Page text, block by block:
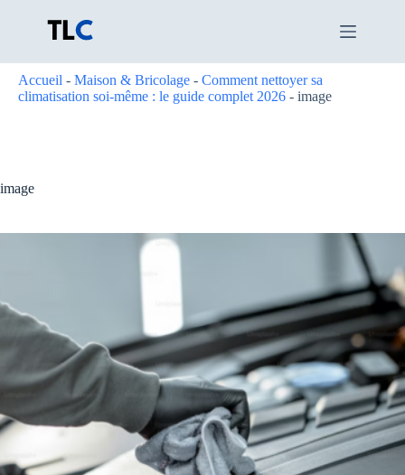
Accueil - Maison & Bricolage - Comment nettoyer sa
climatisation soi-même : le guide complet 2026 - image
image